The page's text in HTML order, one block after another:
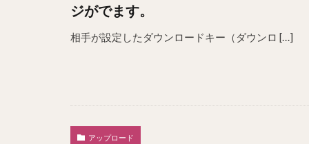
ジがでます。
相手が設定したダウンロードキー（ダウンロ […]
アップロード